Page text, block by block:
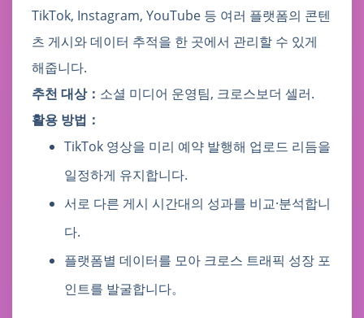
TikTok, Instagram, YouTube 등 여러 플랫폼의 콘텐
츠 게시와 데이터 추적을 한 곳에서 관리할 수 있게
해줍니다.
추천 대상： 소셜 미디어 운영팀, 크로스보더 셀러.
활용 방법：
TikTok 영상을 미리 예약 발행해 업로드 리듬을
일정하게 유지합니다.
서로 다른 게시 시간대의 성과를 비교·분석합니
다.
플랫폼별 데이터를 모아 크로스 트래픽 성장 포
인트를 발굴합니다。